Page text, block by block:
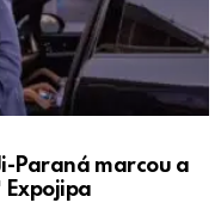
Paraná marcou a
Expojipa